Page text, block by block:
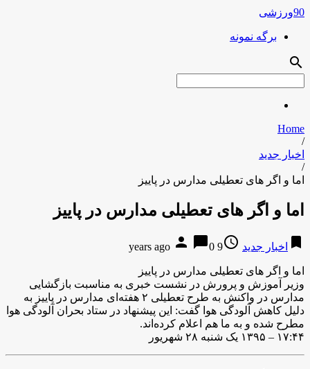
90ورزشی
برگه نمونه
search
Home
/
اخبار جدید
/
اما و اگر های تعطیلی مدارس در پاییز
اما و اگر های تعطیلی مدارس در پاییز
bookmark اخبار جدید access_time
9 years ago
person chat_bubble0
اما و اگر های تعطیلی مدارس در پاییز
وزیر آموزش و پرورش در نشست خبری به مناسبت بازگشایی
مدارس در واکنش به طرح تعطیلی ۲ هفته‌ای مدارس در پاییز به
دلیل کاهش آلودگی هوا گفت: این پیشنهاد در ستاد بحران آلودگی هوا
مطرح شده و به ما هم اعلام کرده‌اند.
۱۷:۴۴ – ۱۳۹۵ یک شنبه ۲۸ شهریور